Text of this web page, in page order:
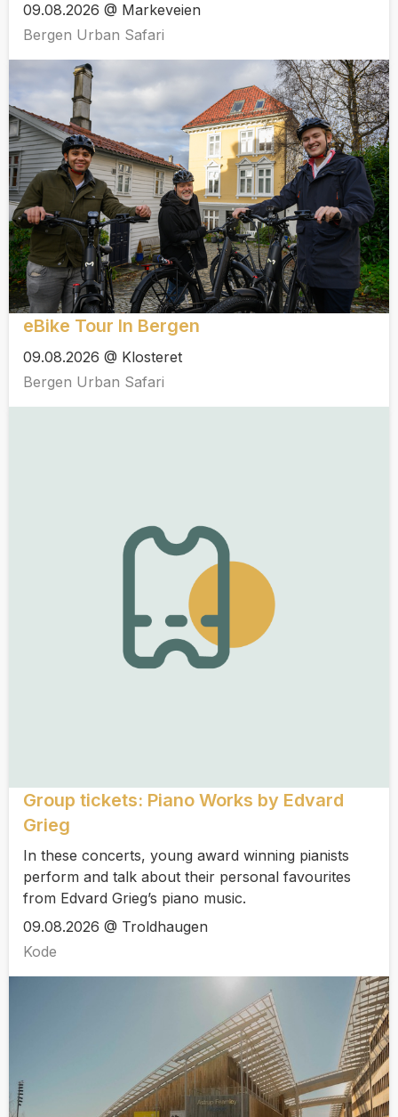
09.08.2026 @ Markeveien
Bergen Urban Safari
eBike Tour In Bergen
09.08.2026 @ Klosteret
Bergen Urban Safari
Group tickets: Piano Works by Edvard
Grieg
In these concerts, young award winning pianists
perform and talk about their personal favourites
from Edvard Grieg’s piano music.
09.08.2026 @ Troldhaugen
Kode